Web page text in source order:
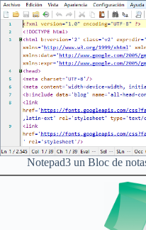
Notepad3 un Bloc de